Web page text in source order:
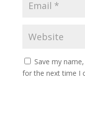
Save my
for the next time I